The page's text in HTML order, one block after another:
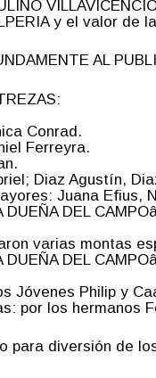
y el valor de
AL
Conrad.
Ferreyra.
Diaz Agustín,
Juana Efius,
DUEÑA DEL
varias montas
DUEÑA DEL
Jóvenes Philip y
por los hermanos
para diversión de